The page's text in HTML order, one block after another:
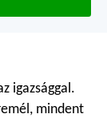
igazsággal.
mindent